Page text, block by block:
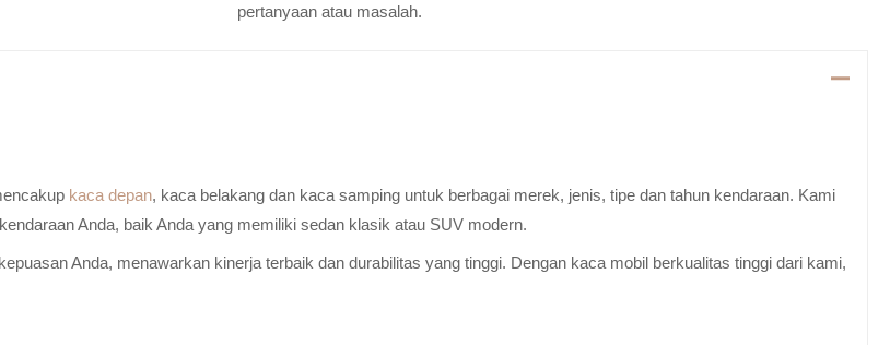
pertanyaan atau masalah.
kaca depan, kaca belakang dan kaca samping untuk berbagai merek, jenis, tipe dan tahun kendaraan. Kami
Anda, baik Anda yang memiliki sedan klasik atau SUV modern.
Anda, menawarkan kinerja terbaik dan durabilitas yang tinggi. Dengan kaca mobil berkualitas tinggi dari kami,